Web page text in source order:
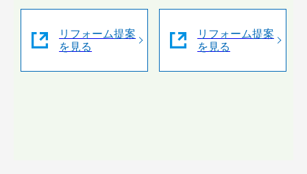
リフォーム提案
を見る
リフォーム提案
を見る